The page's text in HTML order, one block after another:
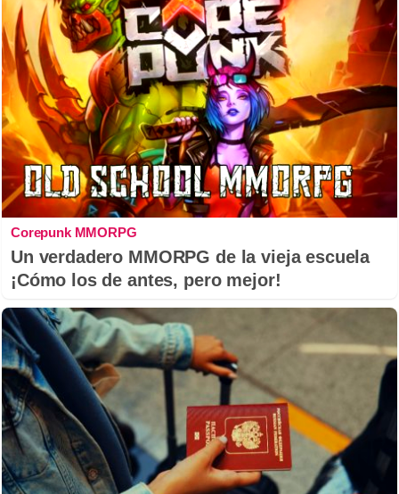
Corepunk MMORPG
Un verdadero MMORPG de la vieja escuela
¡Cómo los de antes, pero mejor!